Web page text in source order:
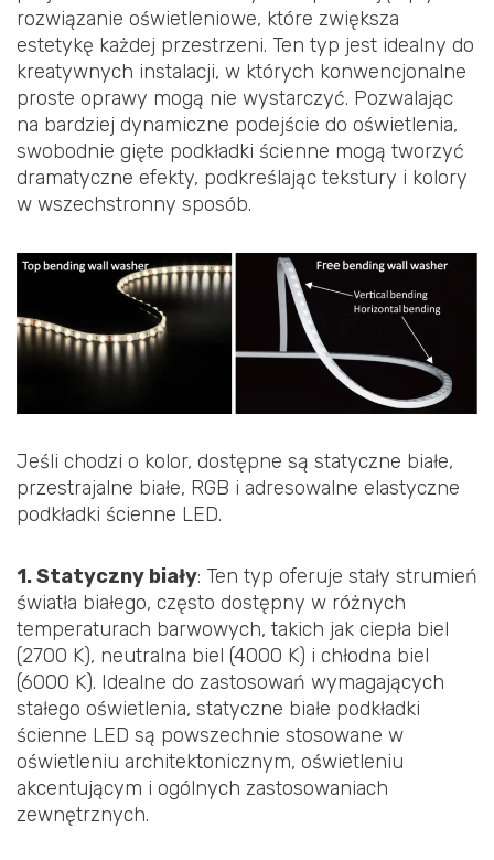
rozwiązanie oświetleniowe, które zwiększa
estetykę każdej przestrzeni. Ten typ jest idealny do
kreatywnych instalacji, w których konwencjonalne
proste oprawy mogą nie wystarczyć. Pozwalając
na bardziej dynamiczne podejście do oświetlenia,
swobodnie gięte podkładki ścienne mogą tworzyć
dramatyczne efekty, podkreślając tekstury i kolory
w wszechstronny sposób.
Jeśli chodzi o kolor, dostępne są statyczne białe,
przestrajalne białe, RGB i adresowalne elastyczne
podkładki ścienne LED.
1. Statyczny biały: Ten typ oferuje stały strumień
światła białego, często dostępny w różnych
temperaturach barwowych, takich jak ciepła biel
(2700 K), neutralna biel (4000 K) i chłodna biel
(6000 K). Idealne do zastosowań wymagających
stałego oświetlenia, statyczne białe podkładki
ścienne LED są powszechnie stosowane w
oświetleniu architektonicznym, oświetleniu
akcentującym i ogólnych zastosowaniach
zewnętrznych.